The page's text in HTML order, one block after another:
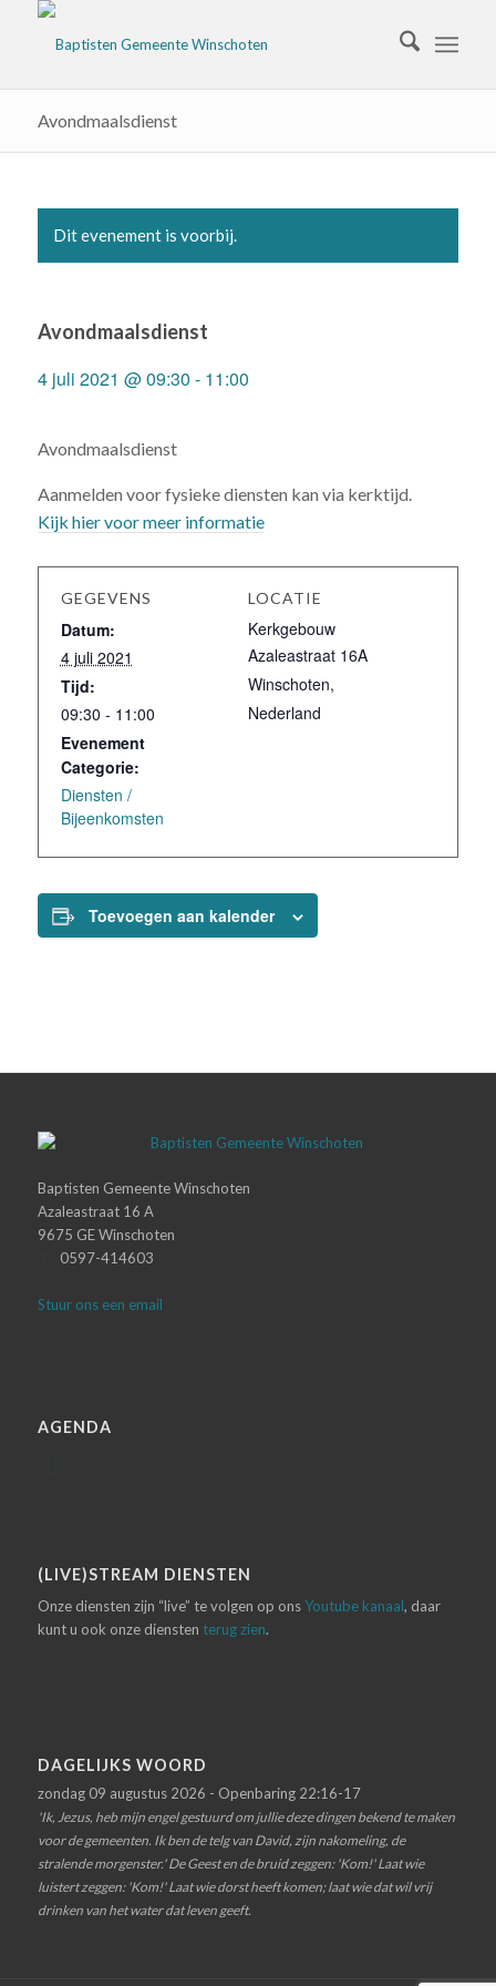
Avondmaalsdienst
Dit evenement is voorbij.
Avondmaalsdienst
4 juli 2021 @ 09:30 - 11:00
Avondmaalsdienst
Aanmelden voor fysieke diensten kan via kerktijd.
Kijk hier voor meer informatie
GEGEVENS
Datum:
4 juli 2021
Tijd:
09:30 - 11:00
Evenement
Categorie:
Diensten /
Bijeenkomsten
LOCATIE
Kerkgebouw
Azaleastraat 16A
Winschoten,
Nederland
Toevoegen aan kalender
Baptisten Gemeente Winschoten
Azaleastraat 16 A
9675 GE Winschoten
0597-414603
Stuur ons een email
AGENDA
(LIVE)STREAM DIENSTEN
Onze diensten zijn “live” te volgen op onsYoutube kanaal, daar
kunt u ook onze diensten terug zien.
DAGELIJKS WOORD
zondag 09 augustus 2026 - Openbaring 22:16-17
'Ik, Jezus, heb mijn engel gestuurd om jullie deze dingen bekend te maken
voor de gemeenten. Ik ben de telg van David, zijn nakomeling, de
stralende morgenster.' De Geest en de bruid zeggen: 'Kom!' Laat wie
luistert zeggen: 'Kom!' Laat wie dorst heeft komen; laat wie dat wil vrij
drinken van het water dat leven geeft.